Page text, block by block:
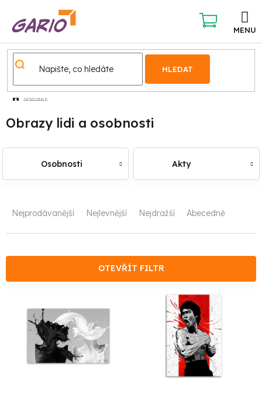
obsah
HLEDAT
NÁKUPNÍ
KOŠÍK
Obrazy
Obrazy lidi a osobnosti
Osobnosti Akty
ŘNejprodávanější Nejlevnější Nejdražší Abecedně
OTEVŘÍT FILTR